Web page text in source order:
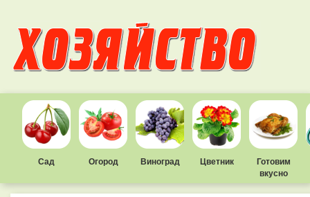
Сад Огород Виноград Цветник
Готовим
вкусно